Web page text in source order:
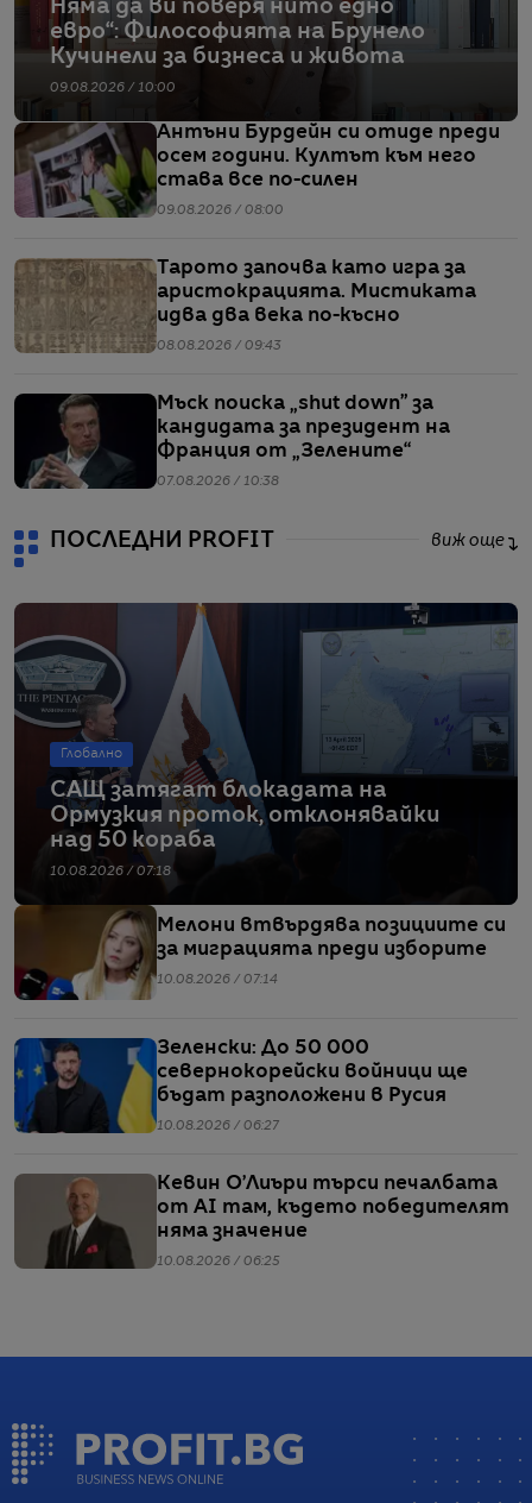
Няма да ви поверя нито едно
евро“: Философията на Брунело
Кучинели за бизнеса и живота
09.08.2026 / 10:00
Антъни Бурдейн си отиде преди
осем години. Култът към него
става все по-силен
09.08.2026 / 08:00
Тарото започва като игра за
аристокрацията. Мистиката
идва два века по-късно
08.08.2026 / 09:43
Мъск поиска „shut down” за
кандидата за президент на
Франция от „Зелените“
07.08.2026 / 10:38
ПОСЛЕДНИ PROFIT виж още
Глобално
САЩ затягат блокадата на
Ормузкия проток, отклонявайки
над 50 кораба
10.08.2026 / 07:18
Мелони втвърдява позициите си
за миграцията преди изборите
10.08.2026 / 07:14
Зеленски: До 50 000
севернокорейски войници ще
бъдат разположени в Русия
10.08.2026 / 06:27
Кевин О’Лиъри търси печалбата
от AI там, където победителят
няма значение
10.08.2026 / 06:25